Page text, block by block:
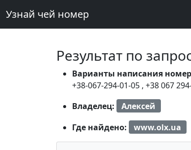
Узнай чей номер
Результат по
Варианты написания
+38-067-294-01-05 , +38 067
Владелец:
Алексей
Где найдено:
www.olx.ua